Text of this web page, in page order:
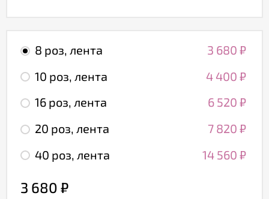
8 роз, лента 3 680 ₽
10 роз, лента
4 400 ₽
16 роз, лента
6 520 ₽
20 роз, лента
7 820 ₽
40 роз, лента
14 560 ₽
3 680 ₽